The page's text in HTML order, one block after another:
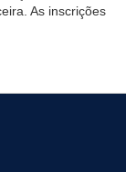
As inscrições